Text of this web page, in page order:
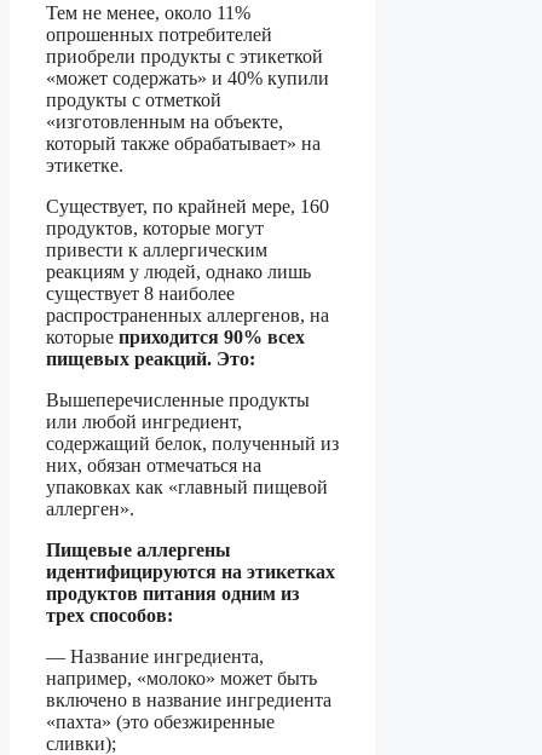
Тем не менее, около 11%
опрошенных потребителей
приобрели продукты с этикеткой
«может содержать» и 40% купили
продукты с отметкой
«изготовленным на объекте,
который также обрабатывает» на
этикетке.
Существует, по крайней мере, 160
продуктов, которые могут
привести к аллергическим
реакциям у людей, однако лишь
существует 8 наиболее
распространенных аллергенов, на
которые приходится 90% всех
пищевых реакций. Это:
Вышеперечисленные продукты
или любой ингредиент,
содержащий белок, полученный из
них, обязан отмечаться на
упаковках как «главный пищевой
аллерген».
Пищевые аллергены
идентифицируются на этикетках
продуктов питания одним из
трех способов:
— Название ингредиента,
например, «молоко» может быть
включено в название ингредиента
«пахта» (это обезжиренные
сливки);